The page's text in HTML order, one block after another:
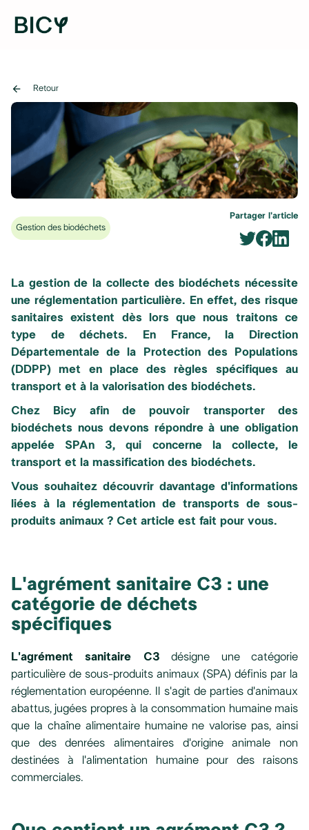
arrow_back Retour
Gestion des biodéchets
Partager l'article
La gestion de la collecte des biodéchets nécessite
une réglementation particulière. En effet, des risque
sanitaires existent dès lors que nous traitons ce
type de déchets. En France, la Direction
Départementale de la Protection des Populations
(DDPP) met en place des règles spécifiques au
transport et à la valorisation des biodéchets.
Chez Bicy afin de pouvoir transporter des
biodéchets nous devons répondre à une obligation
appelée SPAn 3, qui concerne la collecte, le
transport et la massification des biodéchets.
Vous souhaitez découvrir davantage d'informations
liées à la réglementation de transports de sous-
produits animaux ? Cet article est fait pour vous.
L'agrément sanitaire C3 : une
catégorie de déchets
spécifiques
L'agrément sanitaire C3 désigne une catégorie
particulière de sous-produits animaux (SPA) définis par la
réglementation européenne. Il s'agit de parties d'animaux
abattus, jugées propres à la consommation humaine mais
que la chaîne alimentaire humaine ne valorise pas, ainsi
que des denrées alimentaires d'origine animale non
destinées à l'alimentation humaine pour des raisons
commerciales.